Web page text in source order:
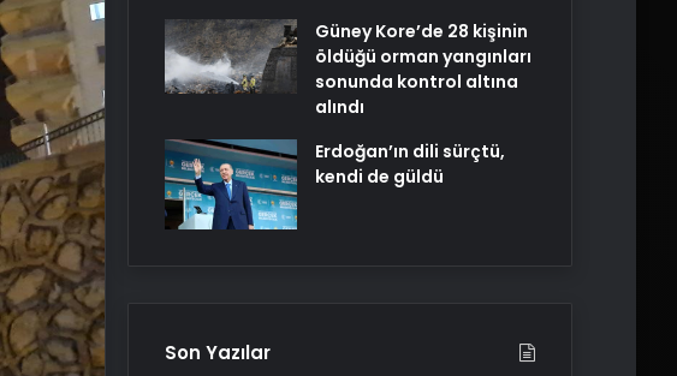
Güney Kore’de 28 kişinin
öldüğü orman yangınları
sonunda kontrol altına
alındı
Erdoğan’ın dili sürçtü,
kendi de güldü
Son Yazılar